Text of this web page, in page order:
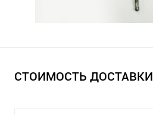
СТОИМОСТЬ ДОСТАВКИ